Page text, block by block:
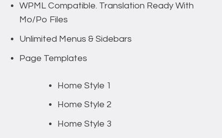
WPML Compatible. Translation Ready With
Mo/Po Files
Unlimited Menus & Sidebars
Page Templates
Home Style 1
Home Style 2
Home Style 3